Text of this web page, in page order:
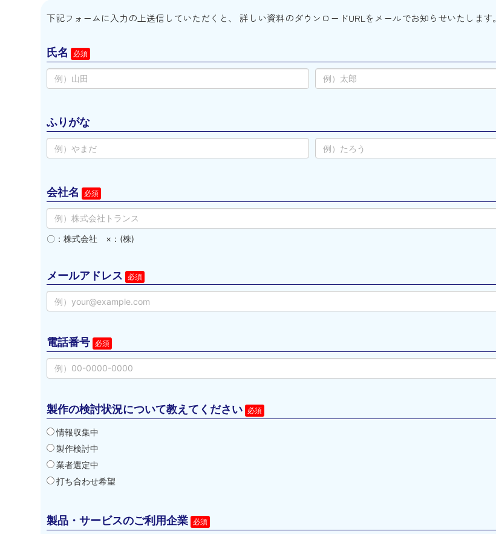
下記フォームに入力の上送信していただくと、 詳しい資料のダウンロードURLをメールでお知らせいたします。